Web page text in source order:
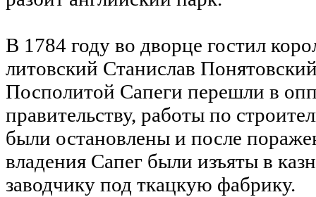
В 1784 году во дворце гостил
литовский Станислав
Посполитой Сапеги перешли в
правительству, работы по
были остановлены и после
владения Сапег были изъяты в
заводчику под ткацкую фабрику.